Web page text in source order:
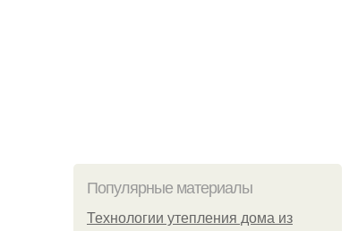
Популярные материалы
Технологии утепления дома из